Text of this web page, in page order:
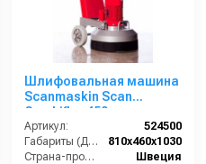
Шлифовальная машина
Scanmaskin Scan
Combiflex 450
Артикул:
524500
Габариты (ДхШхВ):
810x460x1030
Страна-производитель:
Швеция